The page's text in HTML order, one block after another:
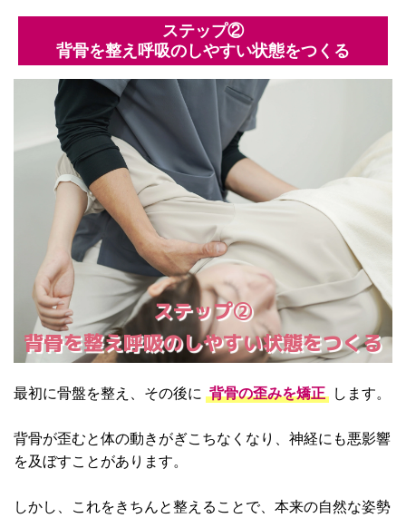
ステップ②
背骨を整え呼吸のしやすい状態をつくる
ステップ②
背骨を整え呼吸のしやすい状態をつくる
最初に骨盤を整え、その後に 背骨の歪みを矯正 します。
背骨が歪むと体の動きがぎこちなくなり、神経にも悪影響
を及ぼすことがあります。
しかし、これをきちんと整えることで、本来の自然な姿勢